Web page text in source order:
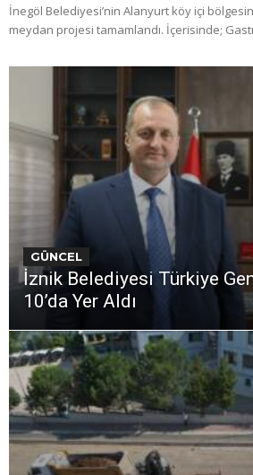
İnegöl Belediyesi’nin Alanyurt köy içi
meydan projesi tamamlandı. İçerisinde;
GÜNCEL
İznik Belediyesi Türkiye
10’da Yer Aldı